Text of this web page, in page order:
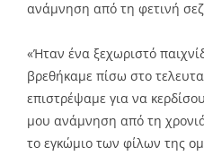
ανάμνηση από τη φετινή
«Ήταν ένα ξεχωριστό
βρεθήκαμε πίσω στο
επιστρέψαμε για να
μου ανάμνηση από τη
το εγκώμιο των φίλων της